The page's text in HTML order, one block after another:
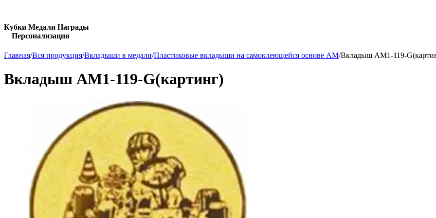
Кубки Медали Награды
Персонализация
Главная/Вся продукция/Вкладыши в медали/Пластиковые вкладыши на самоклеющейся основе AM/Вкладыш AM1-119-
Вкладыш AM1-119-G(картинг)